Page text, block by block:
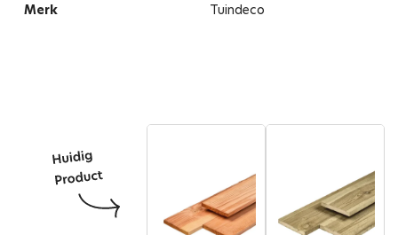
Merk Tuindeco